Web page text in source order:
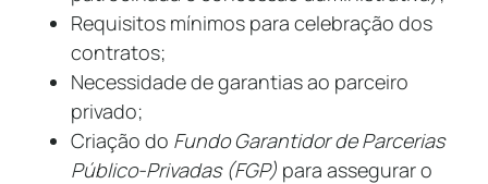
Requisitos mínimos para celebração dos
contratos;
Necessidade de garantias ao parceiro
privado;
Criação do Fundo Garantidor de Parcerias
Público-Privadas (FGP) para assegurar o